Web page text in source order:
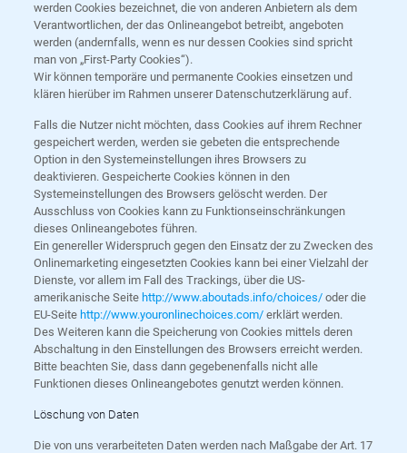
werden Cookies bezeichnet, die von anderen Anbietern als dem
Verantwortlichen, der das Onlineangebot betreibt, angeboten
werden (andernfalls, wenn es nur dessen Cookies sind spricht
man von „First-Party Cookies“).
Wir können temporäre und permanente Cookies einsetzen und
klären hierüber im Rahmen unserer Datenschutzerklärung auf.
Falls die Nutzer nicht möchten, dass Cookies auf ihrem Rechner
gespeichert werden, werden sie gebeten die entsprechende
Option in den Systemeinstellungen ihres Browsers zu
deaktivieren. Gespeicherte Cookies können in den
Systemeinstellungen des Browsers gelöscht werden. Der
Ausschluss von Cookies kann zu Funktionseinschränkungen
dieses Onlineangebotes führen.
Ein genereller Widerspruch gegen den Einsatz der zu Zwecken des
Onlinemarketing eingesetzten Cookies kann bei einer Vielzahl der
Dienste, vor allem im Fall des Trackings, über die US-
amerikanische Seite http://www.aboutads.info/choices/oder die
EU-Seite http://www.youronlinechoices.com/erklärt werden.
Des Weiteren kann die Speicherung von Cookies mittels deren
Abschaltung in den Einstellungen des Browsers erreicht werden.
Bitte beachten Sie, dass dann gegebenenfalls nicht alle
Funktionen dieses Onlineangebotes genutzt werden können.
Löschung von Daten
Die von uns verarbeiteten Daten werden nach Maßgabe der Art. 17